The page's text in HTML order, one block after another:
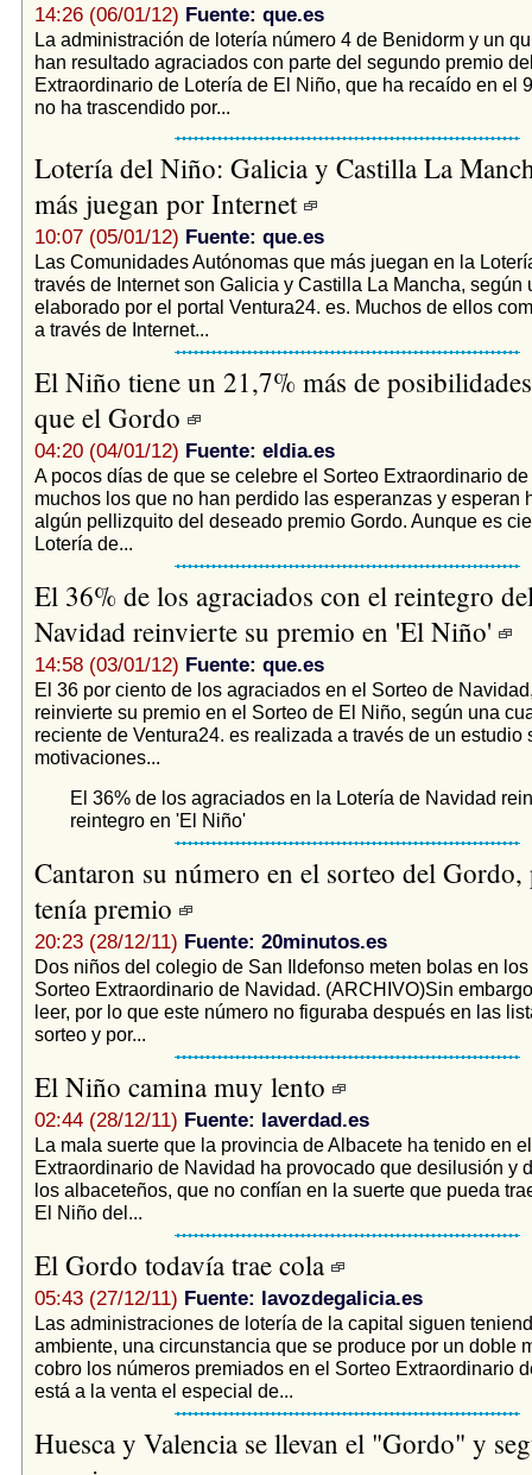
14:26 (06/01/12) Fuente: que.es
La administración de lotería número 4 de Benidorm y un
han resultado agraciados con parte del segundo premio
Extraordinario de Lotería de El Niño, que ha recaído en el
no ha trascendido por...
Lotería del Niño: Galicia y Castilla La
más juegan por Internet
10:07 (05/01/12) Fuente: que.es
Las Comunidades Autónomas que más juegan en la
través de Internet son Galicia y Castilla La Mancha, según
elaborado por el portal Ventura24. es. Muchos de ellos
a través de Internet...
El Niño tiene un 21,7% más de
que el Gordo
04:20 (04/01/12) Fuente: eldia.es
A pocos días de que se celebre el Sorteo Extraordinario
muchos los que no han perdido las esperanzas y esperan
algún pellizquito del deseado premio Gordo. Aunque es
Lotería de...
El 36% de los agraciados con el reintegro
Navidad reinvierte su premio en 'El Niño'
14:58 (03/01/12) Fuente: que.es
El 36 por ciento de los agraciados en el Sorteo de
reinvierte su premio en el Sorteo de El Niño, según una
reciente de Ventura24. es realizada a través de un estudio
motivaciones...
El 36% de los agraciados en la Lotería de Navidad
reintegro en 'El Niño'
Cantaron su número en el sorteo del Gordo,
tenía premio
20:23 (28/12/11) Fuente: 20minutos.es
Dos niños del colegio de San Ildefonso meten bolas en
Sorteo Extraordinario de Navidad. (ARCHIVO)Sin
leer, por lo que este número no figuraba después en las
sorteo y por...
El Niño camina muy lento
02:44 (28/12/11) Fuente: laverdad.es
La mala suerte que la provincia de Albacete ha tenido en
Extraordinario de Navidad ha provocado que desilusión y
los albaceteños, que no confían en la suerte que pueda
El Niño del...
El Gordo todavía trae cola
05:43 (27/12/11) Fuente: lavozdegalicia.es
Las administraciones de lotería de la capital siguen
ambiente, una circunstancia que se produce por un doble
cobro los números premiados en el Sorteo Extraordinario
está a la venta el especial de...
Huesca y Valencia se llevan el "Gordo" y